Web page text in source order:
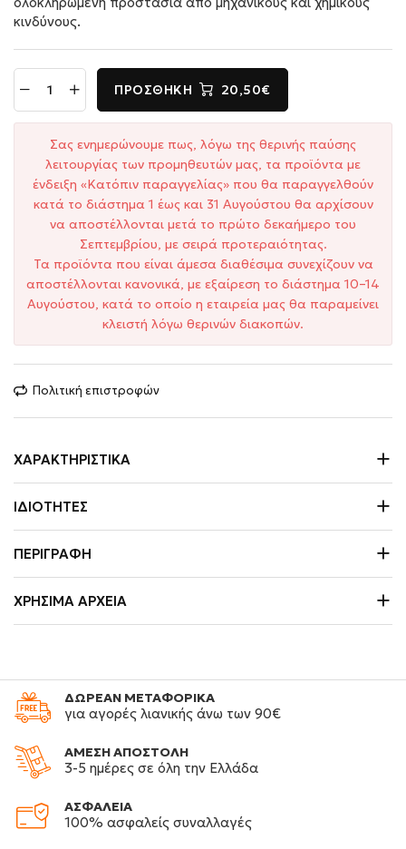
κινδύνους.
ΠΡΟΣΘΉΚΗ 20,50€
Σας ενημερώνουμε πως, λόγω της θερινής παύσης
λειτουργίας των προμηθευτών μας, τα προϊόντα με
ένδειξη «Κατόπιν παραγγελίας» που θα παραγγελθούν
κατά το διάστημα 1 έως και 31 Αυγούστου θα αρχίσουν
να αποστέλλονται μετά το πρώτο δεκαήμερο του
Σεπτεμβρίου, με σειρά προτεραιότητας.
Τα προϊόντα που είναι άμεσα διαθέσιμα συνεχίζουν να
αποστέλλονται κανονικά, με εξαίρεση το διάστημα 10–14
Αυγούστου, κατά το οποίο η εταιρεία μας θα παραμείνει
κλειστή λόγω θερινών διακοπών.
Πολιτική επιστροφών
ΧΑΡΑΚΤΗΡΙΣΤΙΚΆ
ΙΔΙΌΤΗΤΕΣ
ΠΕΡΙΓΡΑΦΉ
ΧΡΉΣΙΜΑ ΑΡΧΕΊΑ
ΔΩΡΕΑΝ ΜΕΤΑΦΟΡΙΚΑ
για αγορές λιανικής άνω των 90€
ΑΜΕΣΗ ΑΠΟΣΤΟΛΗ
3-5 ημέρες σε όλη την Ελλάδα
ΑΣΦΑΛΕΙΑ
100% ασφαλείς συναλλαγές